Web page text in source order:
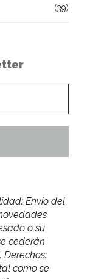
(39)
Envío del
o su
cederán
como se